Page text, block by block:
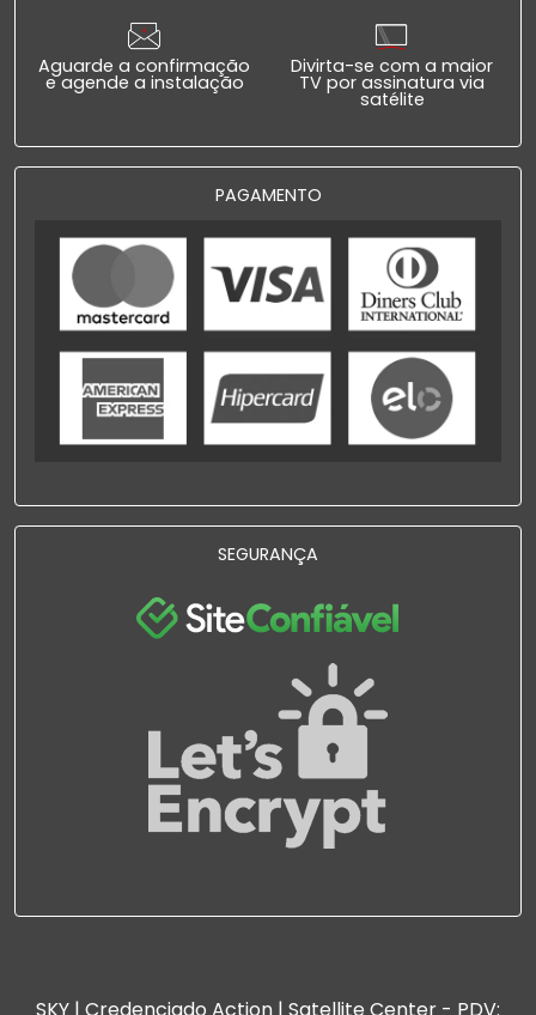
Aguarde a confirmação
e agende a instalação
Divirta-se com a maior
TV por assinatura via
satélite
PAGAMENTO
SEGURANÇA